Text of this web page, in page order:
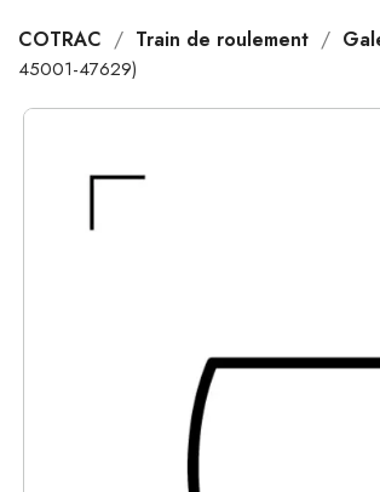
COTRAC Train de roulement
45001-47629)